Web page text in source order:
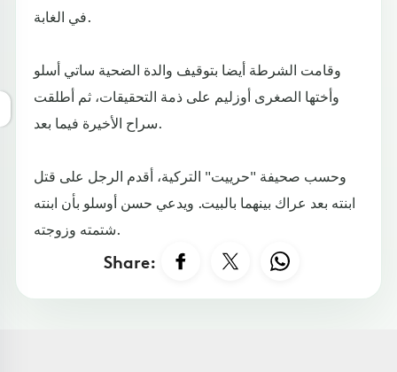
في الغابة.
وقامت الشرطة أيضا بتوقيف والدة الضحية ساتي أسلو
وأختها الصغرى أوزليم على ذمة التحقيقات، ثم أطلقت
سراح الأخيرة فيما بعد.
وحسب صحيفة "حرييت" التركية، أقدم الرجل على قتل
ابنته بعد عراك بينهما بالبيت. ويدعي حسن أوسلو بأن ابنته
شتمته وزوجته.
Share: